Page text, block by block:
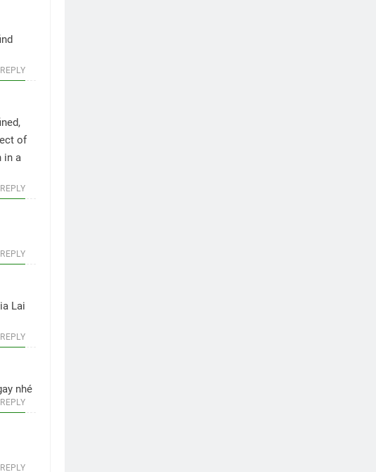
REPLY
of
in a
REPLY
REPLY
Lai
REPLY
nhé
REPLY
REPLY